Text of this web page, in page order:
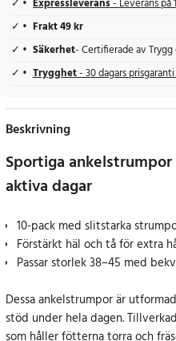
Expressleverans- Leverans på
Frakt 49 kr
Säkerhet- Certifierade av
Trygghet- 30 dagars
Beskrivning
Sportiga
aktiva dagar
10-pack med slitstarka
Förstärkt häl och tå för extra
Passar storlek 38–45 med
Dessa ankelstrumpor är
stöd under hela dagen.
som håller fötterna torra och